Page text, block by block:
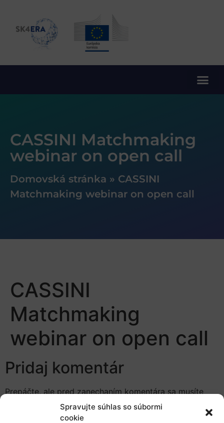
Spravujte súhlas so súbormi
cookie
CASSINI Matchmaking
webinar on open call
Domovská stránka » CASSINI
Matchmaking webinar on open call
CASSINI
Matchmaking
webinar on open call
Pridaj komentár
Prepáčte, ale pred zanechaním komentára sa musíte